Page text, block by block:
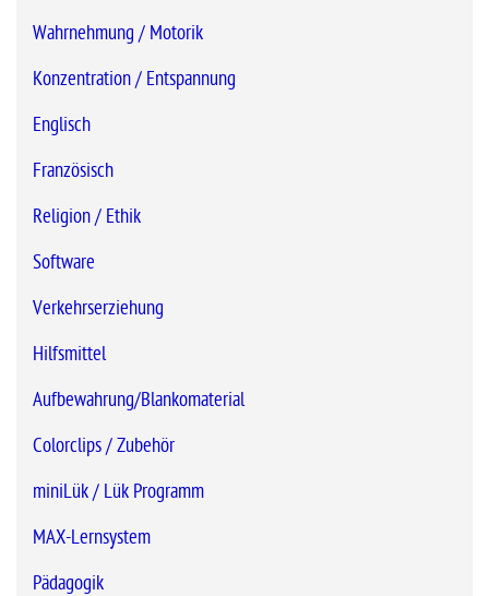
Wahrnehmung / Motorik
Konzentration / Entspannung
Englisch
Französisch
Religion / Ethik
Software
Verkehrserziehung
Hilfsmittel
Aufbewahrung/Blankomaterial
Colorclips / Zubehör
miniLük / Lük Programm
MAX-Lernsystem
Pädagogik